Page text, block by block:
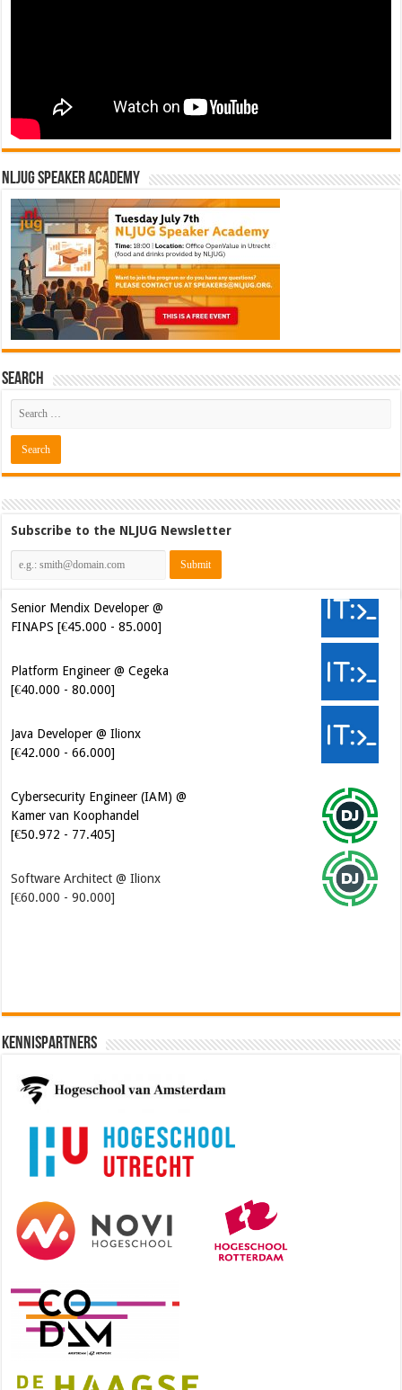
NLJUG Speaker Academy
Search
Subscribe to the NLJUG Newsletter
Senior Mendix Developer @
FINAPS [€45.000 - 85.000]
Platform Engineer @ Cegeka
[€40.000 - 80.000]
Java Developer @ Ilionx
[€42.000 - 66.000]
Cybersecurity Engineer (IAM) @
Kamer van Koophandel
[€50.972 - 77.405]
Software Architect @ Ilionx
[€60.000 - 90.000]
Kennispartners